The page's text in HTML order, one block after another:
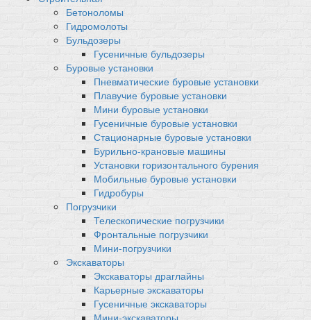
Бетоноломы
Гидромолоты
Бульдозеры
Гусеничные бульдозеры
Буровые установки
Пневматические буровые установки
Плавучие буровые установки
Мини буровые установки
Гусеничные буровые установки
Стационарные буровые установки
Бурильно-крановые машины
Установки горизонтального бурения
Мобильные буровые установки
Гидробуры
Погрузчики
Телескопические погрузчики
Фронтальные погрузчики
Мини-погрузчики
Экскаваторы
Экскаваторы драглайны
Карьерные экскаваторы
Гусеничные экскаваторы
Мини-экскаваторы